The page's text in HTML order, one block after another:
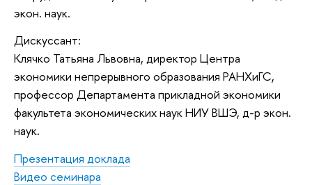
экон. наук.
Дискуссант:
Клячко Татьяна Львовна, директор Центра
экономики непрерывного образования РАНХиГС,
профессор Департамента прикладной экономики
факультета экономических наук НИУ ВШЭ, д-р экон.
наук.
Презентация доклада
Видео семинара